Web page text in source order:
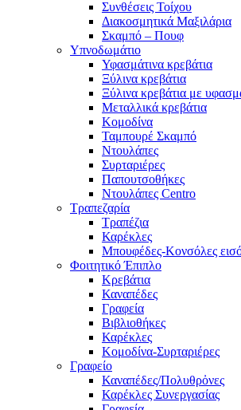
Συνθέσεις Τοίχου
Διακοσμητικά Μαξιλάρια
Σκαμπό – Πουφ
Υπνοδωμάτιο
Υφασμάτινα κρεβάτια
Ξύλινα κρεβάτια
Ξύλινα κρεβάτια με
Mεταλλικά κρεβάτια
Κομοδίνα
Ταμπουρέ Σκαμπό
Ντουλάπες
Συρταριέρες
Παπουτσοθήκες
Ντουλάπες Centro
Τραπεζαρία
Τραπέζια
Καρέκλες
Μπουφέδες-Κονσόλες
Φοιτητικό Έπιπλο
Κρεβάτια
Καναπέδες
Γραφεία
Βιβλιοθήκες
Καρέκλες
Κομοδίνα-Συρταριέρες
Γραφείο
Καναπέδες/Πολυθρὀνες
Καρέκλες Συνεργασίας